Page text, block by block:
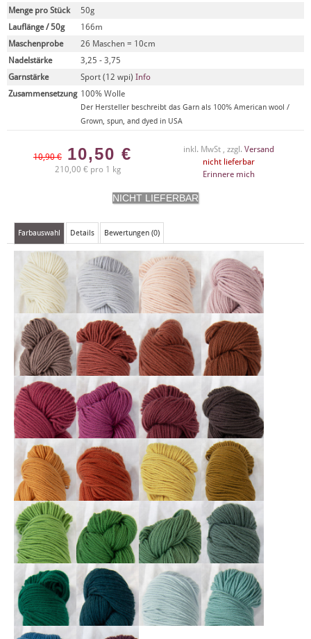
Menge pro Stück
50g
Lauflänge / 50g
166m
Maschenprobe
26 Maschen = 10cm
Nadelstärke
3,25 - 3,75
Garnstärke
Sport (12 wpi) Info
Zusammensetzung 100% Wolle
Der Hersteller beschreibt das Garn als 100% American wool /
Grown, spun, and dyed in USA
10,90 € 10,50 €
210,00 € pro 1 kg
inkl. MwSt , zzgl. Versand
nicht lieferbar
Erinnere mich
Farbauswahl Details Bewertungen (0)